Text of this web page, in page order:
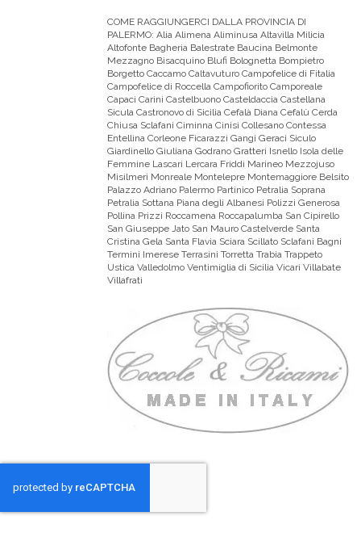
COME RAGGIUNGERCI DALLA PROVINCIA DI
PALERMO: Alia Alimena Aliminusa Altavilla Milicia
Altofonte Bagheria Balestrate Baucina Belmonte
Mezzagno Bisacquino Blufi Bolognetta Bompietro
Borgetto Caccamo Caltavuturo Campofelice di Fitalia
Campofelice di Roccella Campofiorito Camporeale
Capaci Carini Castelbuono Casteldaccia Castellana
Sicula Castronovo di Sicilia Cefalà Diana Cefalù Cerda
Chiusa Sclafani Ciminna Cinisi Collesano Contessa
Entellina Corleone Ficarazzi Gangi Geraci Siculo
Giardinello Giuliana Godrano Gratteri Isnello Isola delle
Femmine Lascari Lercara Friddi Marineo Mezzojuso
Misilmeri Monreale Montelepre Montemaggiore Belsito
Palazzo Adriano Palermo Partinico Petralia Soprana
Petralia Sottana Piana degli Albanesi Polizzi Generosa
Pollina Prizzi Roccamena Roccapalumba San Cipirello
San Giuseppe Jato San Mauro Castelverde Santa
Cristina Gela Santa Flavia Sciara Scillato Sclafani Bagni
Termini Imerese Terrasini Torretta Trabia Trappeto
Ustica Valledolmo Ventimiglia di Sicilia Vicari Villabate
Villafrati